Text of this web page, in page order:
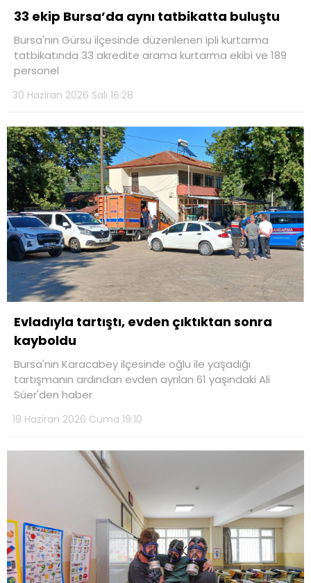
33 ekip Bursa’da aynı tatbikatta buluştu
Bursa'nın Gürsu ilçesinde düzenlenen ipli kurtarma
tatbikatında 33 akredite arama kurtarma ekibi ve 189
personel
30 Haziran 2026 Salı 16:28
Evladıyla tartıştı, evden çıktıktan sonra
kayboldu
Bursa'nın Karacabey ilçesinde oğlu ile yaşadığı
tartışmanın ardından evden ayrılan 61 yaşındaki Ali
Süer'den haber
19 Haziran 2026 Cuma 19:10